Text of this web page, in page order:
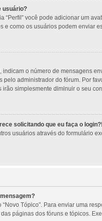
usuário?
você pode adicionar um
como os usuários podem enviar
o número de mensagens
administrador do fórum. Por
simplesmente diminuir o seu
solicitando que eu faça o login?!
usuários através do formulário
Tópico”. Para enviar uma
páginas dos fóruns e tópicos.